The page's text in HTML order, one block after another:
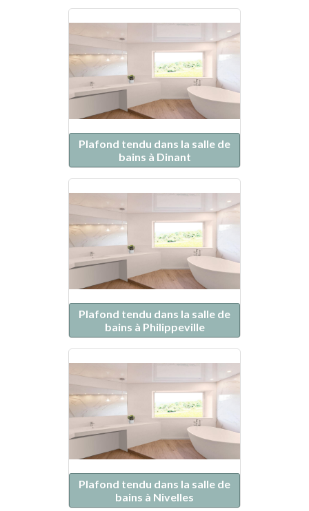
Plafond tendu dans la salle de
bains à Dinant
Plafond tendu dans la salle de
bains à Philippeville
Plafond tendu dans la salle de
bains à Nivelles